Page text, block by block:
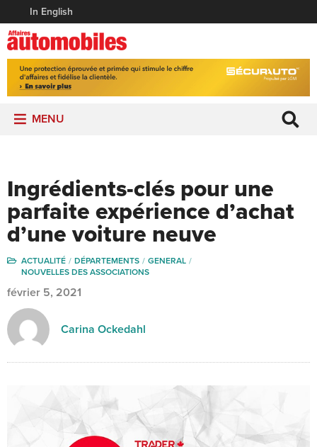
In English
MENU
Ingrédients-clés pour une
parfaite expérience d’achat
d’une voiture neuve
ACTUALITÉ DÉPARTEMENTS
GENERAL
NOUVELLES DES ASSOCIATIONS
février 5, 2021
Carina Ockedahl